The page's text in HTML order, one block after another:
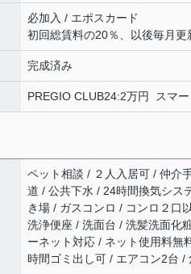
必加入 / エポスカード
初回総賃料の20％、以後毎月更
完成済み
PREGIO CLUB24:2万円 スマ
ペット相談 / ２人入居可 / 仲介
道 / 公共下水 / 24時間換気シス
き場 / ガスコンロ / コンロ２口
洗浄便座 / 洗面台 / 洗髪洗面化
ーネット対応 / ネット使用料無
時間ゴミ出し可 / エアコン2台 /